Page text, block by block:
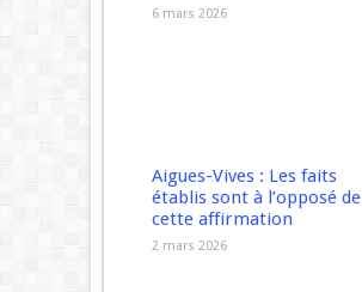
6 mars 2026
Aigues-Vives : Les faits
établis sont à l’opposé de
cette affirmation
2 mars 2026